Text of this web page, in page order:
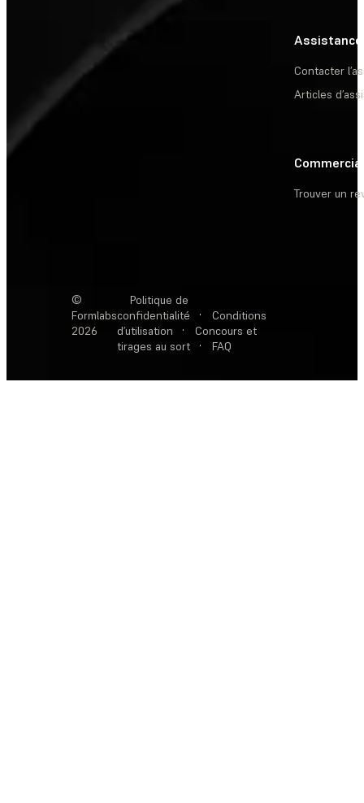
Assistance
Contacter
Articles
Commercial
Trouver un
©
Formlabs
2026
Politique de
confidentialité
·
Conditions
d’utilisation
·
Concours et
tirages au sort
· FAQ